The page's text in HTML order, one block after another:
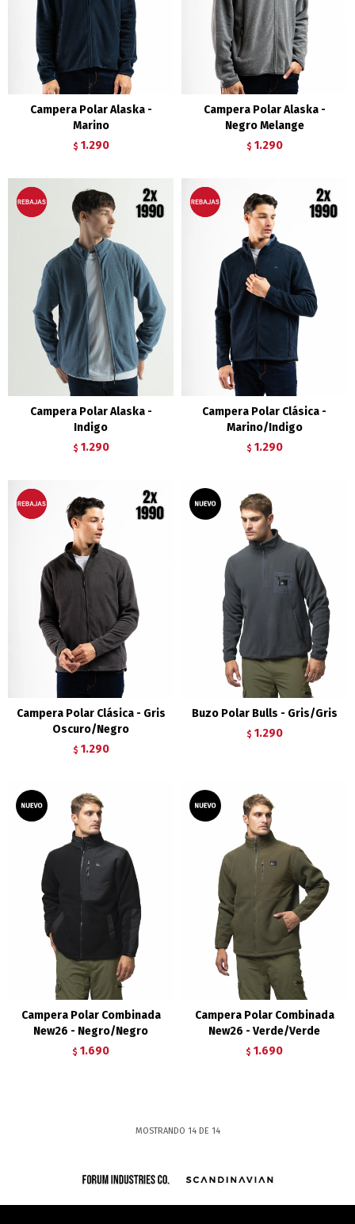
Campera Polar Alaska -
Marino
$ 1.290
Campera Polar Alaska -
Negro Melange
$ 1.290
Campera Polar Alaska -
Indigo
$ 1.290
Campera Polar Clásica -
Marino/Indigo
$ 1.290
Campera Polar Clásica - Gris
Oscuro/Negro
$ 1.290
Buzo Polar Bulls - Gris/Gris
$ 1.290
Campera Polar Combinada
New26 - Negro/Negro
$ 1.690
Campera Polar Combinada
New26 - Verde/Verde
$ 1.690
MOSTRANDO 14DE 14